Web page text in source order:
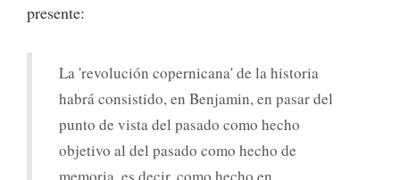
presente:
La 'revolución copernicana' de la historia
habrá consistido, en Benjamin, en pasar del
punto de vista del pasado como hecho
objetivo al del pasado como hecho de
memoria, es decir, como hecho en